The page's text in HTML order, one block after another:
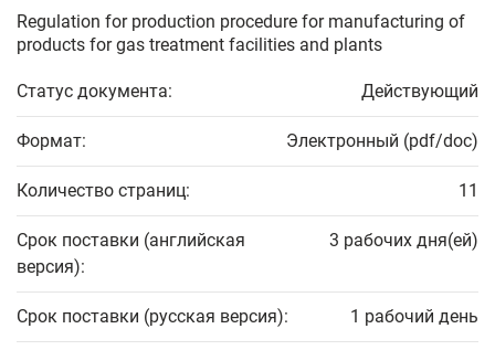
Regulation for production procedure for manufacturing of
products for gas treatment facilities and plants
Статус документа: Действующий
Формат: Электронный (pdf/doc)
Количество страниц: 11
Срок поставки (английская
версия):
3 рабочих дня(ей)
Срок поставки (русская версия): 1 рабочий день